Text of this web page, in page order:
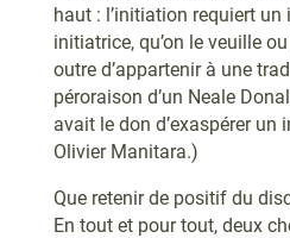
haut : l’initiation requiert un
initiatrice, qu’on le veuille
outre d’appartenir à une
péroraison d’un Neale
avait le don d’exaspérer
Olivier Manitara.)
Que retenir de positif du
En tout et pour tout, deux